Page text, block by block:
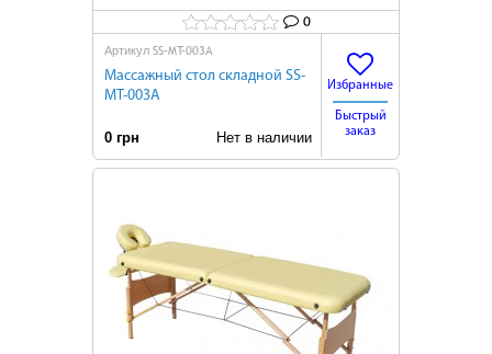
0
Артикул SS-MT-003A
Массажный стол складной SS-
MT-003A
0 грн Нет в наличии
Избранные
Быстрый
заказ